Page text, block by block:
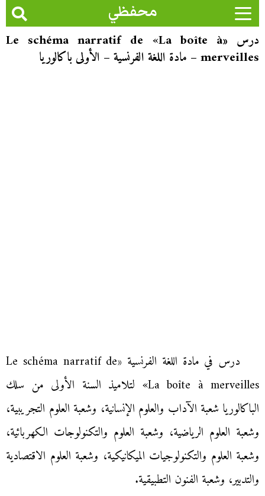
محفظي
درس «Le schéma narratif de «La boîte à
merveilles – مادة اللغة الفرنسية – الأولى باكالوريا
درس في مادة اللغة الفرنسية «Le schéma narratif de
«La boîte à merveilles لتلاميذ السنة الأولى من سلك
الباكالوريا شعبة الآداب والعلوم الإنسانية، وشعبة العلوم التجريبية،
وشعبة العلوم الرياضية، وشعبة العلوم والتكنولوجات الكهربائية،
وشعبة العلوم والتكنولوجيات الميكانيكية، وشعبة العلوم الاقتصادية
والتدبير، وشعبة الفنون التطبيقية.